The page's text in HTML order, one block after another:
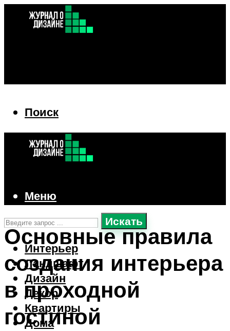
Поиск
Искать
Интерьер
Ландшафт
Дизайн
Декор
Квартиры
Дома
Меню
Основные правила
создания интерьера
в проходной
гостиной